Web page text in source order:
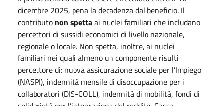
dicembre 2025, pena la decadenza dal beneficio. Il
contributo non spettaai nuclei familiari che includano
percettori di sussidi economici di livello nazionale,
regionale o locale. Non spetta, inoltre, ai nuclei
familiari nei quali almeno un componente risulti
percettore di: nuova assicurazione sociale per l’Impiego
(NASPI), indennità mensile di disoccupazione per i
collaboratori (DIS-COLL), indennità di mobilità, fondi di